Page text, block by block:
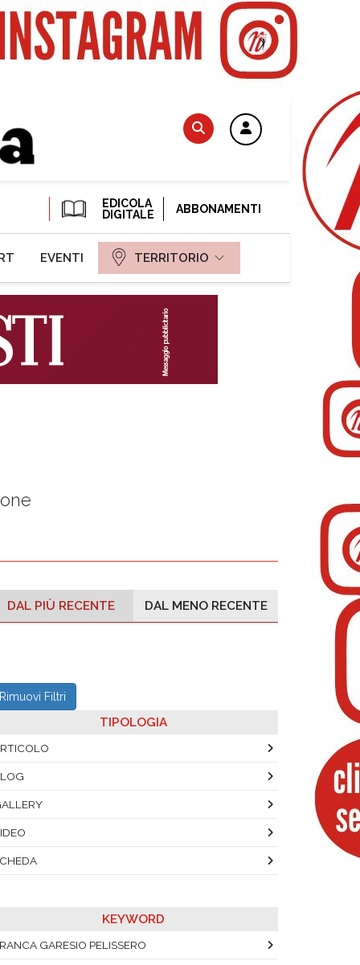
EDICOLA
DIGITALE
ABBONAMENTI
EVENTI TERRITORIO
DAL PIÙ RECENTE DAL MENO RECENTE
Rimuovi Filtri
TIPOLOGIA
KEYWORD
GARESIO PELISSERO